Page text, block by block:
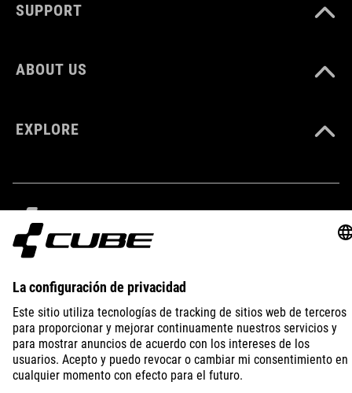
3 litres
SUPPORT
ABOUT US
EXPLORE
IMPRINT
CZECH REPUBLIC ESPAÑOL
© 2026 La configuración de privacidad